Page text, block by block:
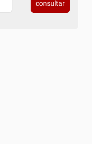
consultar